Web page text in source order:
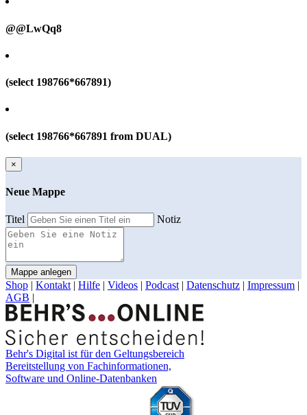
@@LwQq8
(select 198766*667891)
(select 198766*667891 from DUAL)
×
Neue Mappe
Titel Notiz
Mappe anlegen
Shop | Kontakt | Hilfe | Videos | Podcast | Datenschutz | Impressum |
AGB |
Behr's Digital ist für den Geltungsbereich
Bereitstellung von Fachinformationen,
Software und Online-Datenbanken